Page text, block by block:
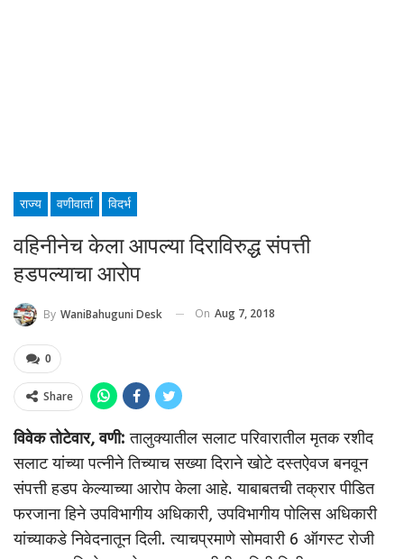
राज्य वणीवार्ता विदर्भ
वहिनीनेच केला आपल्या दिराविरुद्ध संपत्ती
हडपल्याचा आरोप
By WaniBahuguni Desk On Aug 7, 2018
0
Share
विवेक तोटेवार, वणी: तालुक्यातील सलाट परिवारातील मृतक रशीद
सलाट यांच्या पत्नीने तिच्याच सख्या दिराने खोटे दस्तऐवज बनवून
संपत्ती हडप केल्याच्या आरोप केला आहे. याबाबतची तक्रार पीडित
फरजाना हिने उपविभागीय अधिकारी, उपविभागीय पोलिस अधिकारी
यांच्याकडे निवेदनातून दिली. त्याचप्रमाणे सोमवारी 6 ऑगस्ट रोजी